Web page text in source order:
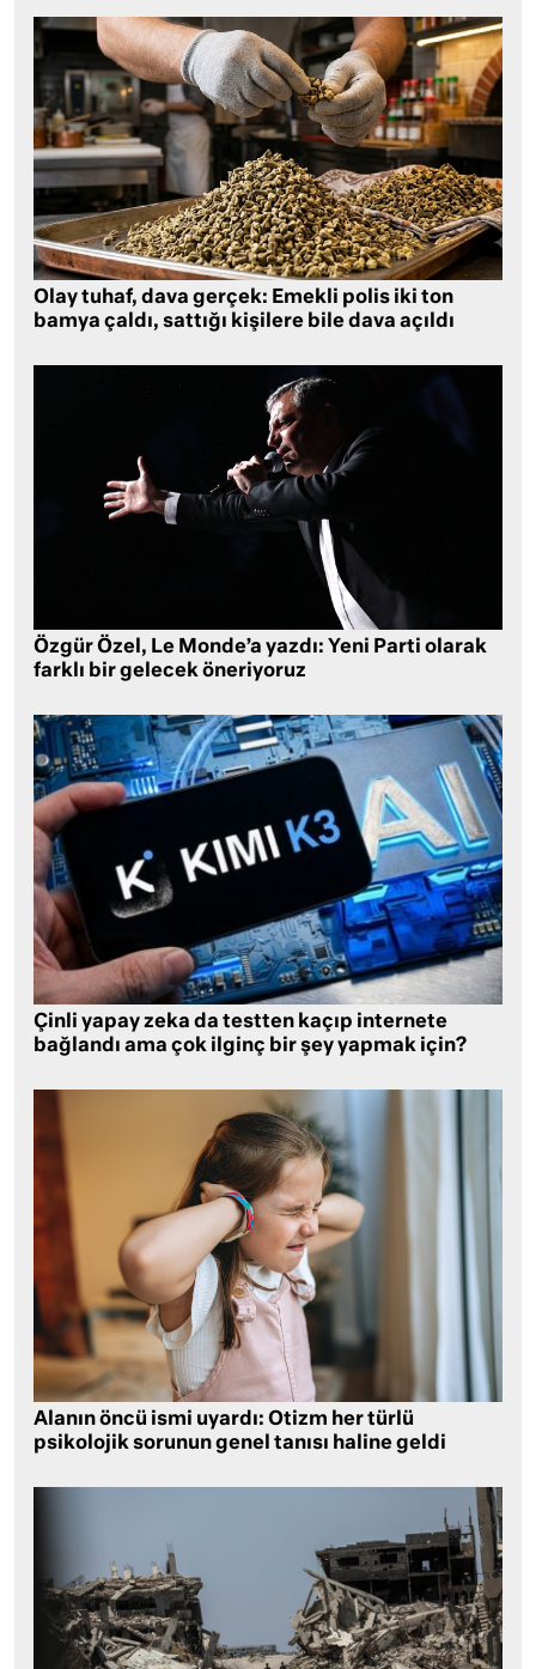
Olay tuhaf, dava gerçek: Emekli polis iki ton
bamya çaldı, sattığı kişilere bile dava açıldı
Özgür Özel, Le Monde’a yazdı: Yeni Parti olarak
farklı bir gelecek öneriyoruz
Çinli yapay zeka da testten kaçıp internete
bağlandı ama çok ilginç bir şey yapmak için?
Alanın öncü ismi uyardı: Otizm her türlü
psikolojik sorunun genel tanısı haline geldi